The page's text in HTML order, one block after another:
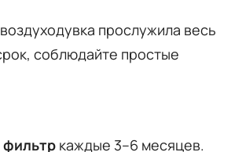
прослужила весь
соблюдайте простые
фильтр каждые 3–6 месяцев.